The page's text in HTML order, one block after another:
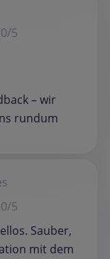
5
– wir
rundum
5
Sauber,
mit dem